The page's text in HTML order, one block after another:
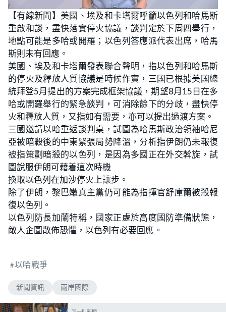
n
m
o
a
d
e
d
:
3
0
3
%
【有線新聞】美國、埃及和卡塔爾呼籲以色列和哈馬斯
重啟和談，盡快落實停火協議，談判定於下周四舉行，
地點可能是多哈或開羅；以色列答應派代表出席，哈馬
斯則未有回應。
美國、埃及和卡塔爾發表聯合聲明，指以色列和哈馬斯
的停火及釋放人質協議是時候作實，三國已根據美國總
統拜登5月提出的方案完成框架協議，期望8月15日在多
哈或開羅舉行的緊急談判，可消除餘下的分歧，盡快停
火和釋放人質，又指如有需要，亦可以提出過渡方案。
三國邀請以哈重返談判桌，試圖為哈馬斯政治領袖哈尼
亞被暗殺後的中東緊張局勢降溫，分析指伊朗仍未報復
被指策劃暗殺的以色列，是因為多國正在外交斡旋，試
圖說服伊朗可藉着這次時機
換取以色列在加沙停火上讓步。
除了伊朗，黎巴嫩真主黨仍可能為指揮官舒庫爾被殺報
復以色列。
以色列防長加蘭特稱，國家正處於高度國防準備狀態，
敵人企圖散佈恐懼，以色列有必要回應。
以哈戰爭
新聞資訊 兩岸國際